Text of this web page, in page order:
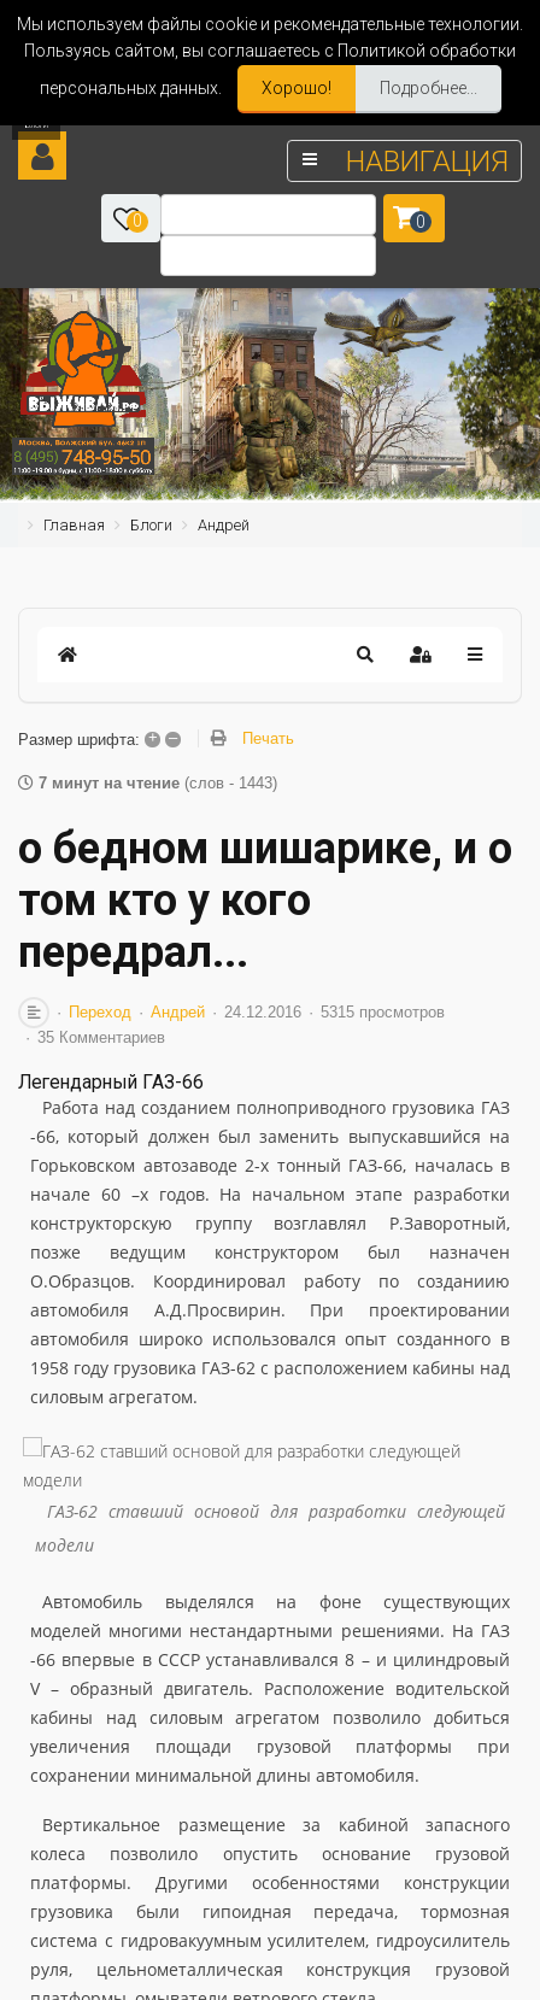
Мы используем файлы cookie и рекомендательные технологии.
Пользуясь сайтом, вы соглашаетесь с Политикой обработки
персональных данных.
Хорошо! Подробнее...
НАВИГАЦИЯ
0 0
Главная Блоги Андрей
Размер шрифта: + – Печать
7 минут на чтение (слов - 1443)
о бедном шишарике, и о
том кто у кого
передрал...
Переход Андрей 24.12.2016
5315 просмотров
35 Комментариев
Легендарный ГАЗ-66
Работа над созданием полноприводного грузовика ГАЗ
-66, который должен был заменить выпускавшийся на
Горьковском автозаводе 2-х тонный ГАЗ-66, началась в
начале 60 –х годов. На начальном этапе разработки
конструкторскую группу возглавлял Р.Заворотный,
позже ведущим конструктором был назначен
О.Образцов. Координировал работу по созданиию
автомобиля А.Д.Просвирин. При проектировании
автомобиля широко использовался опыт созданного в
1958 году грузовика ГАЗ-62 с расположением кабины над
силовым агрегатом.
ГАЗ-62 ставший основой для разработки следующей
модели
Автомобиль выделялся на фоне существующих
моделей многими нестандартными решениями. На ГАЗ
-66 впервые в СССР устанавливался 8 – и цилиндровый
V – образный двигатель. Расположение водительской
кабины над силовым агрегатом позволило добиться
увеличения площади грузовой платформы при
сохранении минимальной длины автомобиля.
Вертикальное размещение за кабиной запасного
колеса позволило опустить основание грузовой
платформы. Другими особенностями конструкции
грузовика были гипоидная передача, тормозная
система с гидровакуумным усилителем, гидроусилитель
руля, цельнометаллическая конструкция грузовой